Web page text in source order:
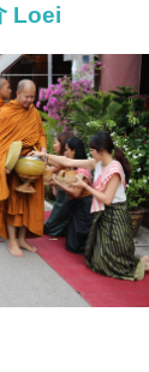
Loei